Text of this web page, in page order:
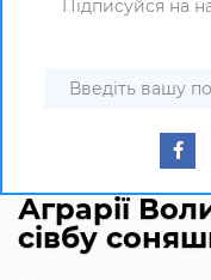
Підписуйся на
Аграрії
сівбу